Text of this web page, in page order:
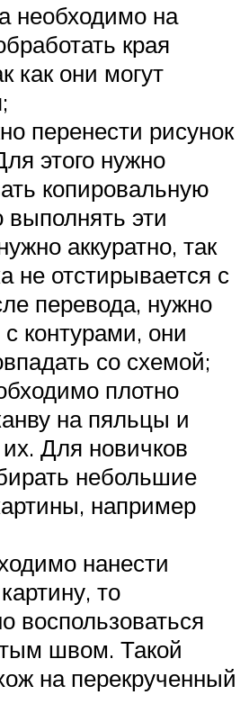
необходимо на
края
как они могут
перенести рисунок
этого нужно
копировальную
выполнять эти
аккуратно, так
не отстирывается с
перевода, нужно
контурами, они
со схемой;
плотно
на пяльцы и
Для новичков
небольшие
например
нанести
то
воспользоваться
швом. Такой
на перекрученный